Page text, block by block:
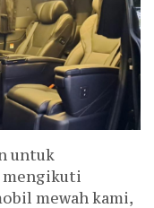
untuk
mengikuti
mewah kami,